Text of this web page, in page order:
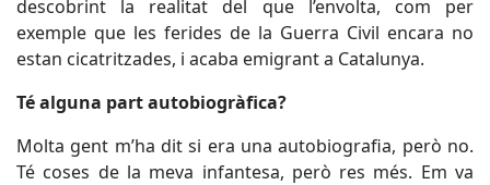
descobrint la realitat del que l’envolta, com per
exemple que les ferides de la Guerra Civil encara no
estan cicatritzades, i acaba emigrant a Catalunya.
Té alguna part autobiogràfica?
Molta gent m’ha dit si era una autobiografia, però no.
Té coses de la meva infantesa, però res més. Em va